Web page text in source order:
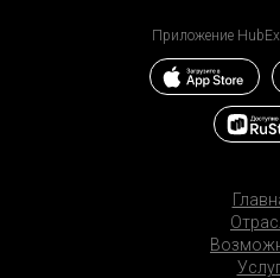
Приложение